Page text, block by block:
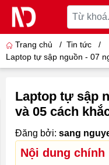
Trang chủ / Tin tức
/
Laptop tự sập nguồn - 07
Laptop tự sập
và 05 cách
Đăng bởi: sang
Nội dung chính